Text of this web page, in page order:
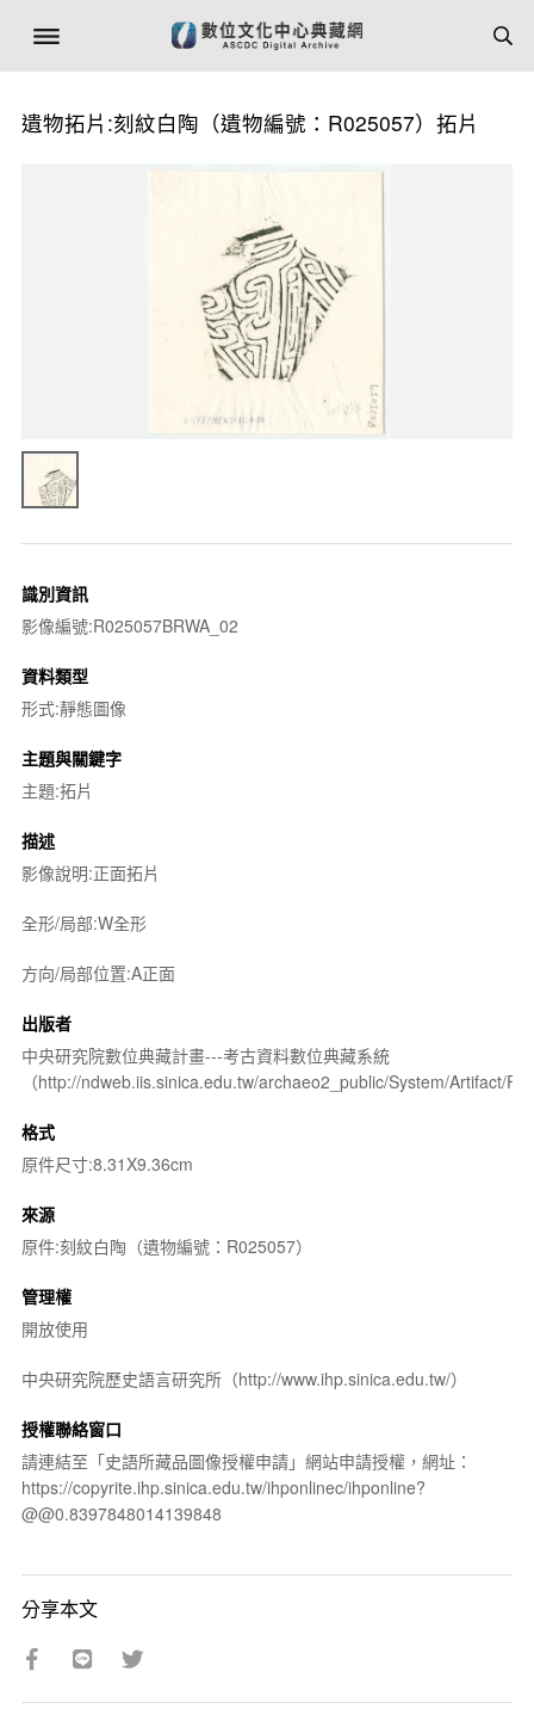
遺物拓片:刻紋白陶（遺物編號：R025057）拓片
識別資訊
影像編號:R025057BRWA_02
資料類型
形式:靜態圖像
主題與關鍵字
主題:拓片
描述
影像說明:正面拓片
全形/局部:W全形
方向/局部位置:A正面
出版者
中央研究院數位典藏計畫---考古資料數位典藏系統
（http://ndweb.iis.sinica.edu.tw/archaeo2_public/System/Artifact/
格式
原件尺寸:8.31X9.36cm
來源
原件:刻紋白陶（遺物編號：R025057）
管理權
開放使用
中央研究院歷史語言研究所（http://www.ihp.sinica.edu.tw/）
授權聯絡窗口
請連結至「史語所藏品圖像授權申請」網站申請授權，網址：
https://copyrite.ihp.sinica.edu.tw/ihponlinec/ihponline?
@@0.8397848014139848
分享本文